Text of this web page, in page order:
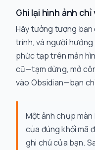
Ghi lại hình ảnh
Hãy tưởng tượng bạn
trình, và người hướng
phức tạp trên màn
cũ—tạm dừng, mở
vào Obsidian—bạn
Một ảnh chụp
của đúng khối mã
ghi chú của bạn.